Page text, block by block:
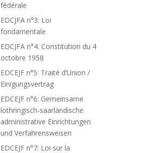
fédérale
EDCJFA n°3: Loi
fondamentale
EDCJFA n°4: Constitution du 4
octobre 1958
EDCEJF n°5: Traité d’Union /
Einigungsvertrag
EDCEJF n°6: Gemeinsame
lothringisch-saarländische
administrative Einrichtungen
und Verfahrensweisen
EDCEJF n°7: Loi sur la